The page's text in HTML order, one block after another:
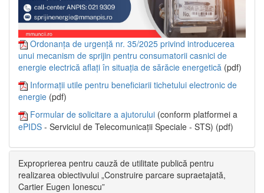
Ordonanța de urgență nr. 35/2025 privind introducerea
unui mecanism de sprijin pentru consumatorii casnici de
energie electrică aflați în situația de sărăcie energetică (pdf)
Informații utile pentru beneficiarii tichetului electronic de
energie (pdf)
Formular de solicitare a ajutorului (conform platformei a
ePIDS - Serviciul de Telecomunicații Speciale - STS) (pdf)
Exproprierea pentru cauză de utilitate publică pentru
realizarea obiectivului „Construire parcare supraetajată,
Cartier Eugen Ionescu”